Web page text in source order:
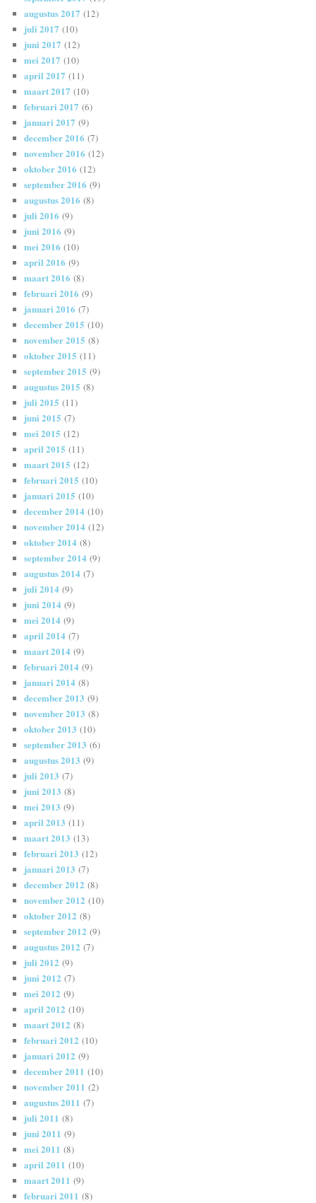
augustus 2017 (12)
juli 2017 (10)
juni 2017 (12)
mei 2017 (10)
april 2017 (11)
maart 2017 (10)
februari 2017 (6)
januari 2017 (9)
december 2016 (7)
november 2016 (12)
oktober 2016 (12)
september 2016 (9)
augustus 2016 (8)
juli 2016 (9)
juni 2016 (9)
mei 2016 (10)
april 2016 (9)
maart 2016 (8)
februari 2016 (9)
januari 2016 (7)
december 2015 (10)
november 2015 (8)
oktober 2015 (11)
september 2015 (9)
augustus 2015 (8)
juli 2015 (11)
juni 2015 (7)
mei 2015 (12)
april 2015 (11)
maart 2015 (12)
februari 2015 (10)
januari 2015 (10)
december 2014 (10)
november 2014 (12)
oktober 2014 (8)
september 2014 (9)
augustus 2014 (7)
juli 2014 (9)
juni 2014 (9)
mei 2014 (9)
april 2014 (7)
maart 2014 (9)
februari 2014 (9)
januari 2014 (8)
december 2013 (9)
november 2013 (8)
oktober 2013 (10)
september 2013 (6)
augustus 2013 (9)
juli 2013 (7)
juni 2013 (8)
mei 2013 (9)
april 2013 (11)
maart 2013 (13)
februari 2013 (12)
januari 2013 (7)
december 2012 (8)
november 2012 (10)
oktober 2012 (8)
september 2012 (9)
augustus 2012 (7)
juli 2012 (9)
juni 2012 (7)
mei 2012 (9)
april 2012 (10)
maart 2012 (8)
februari 2012 (10)
januari 2012 (9)
december 2011 (10)
november 2011 (2)
augustus 2011 (7)
juli 2011 (8)
juni 2011 (9)
mei 2011 (8)
april 2011 (10)
maart 2011 (9)
februari 2011 (8)